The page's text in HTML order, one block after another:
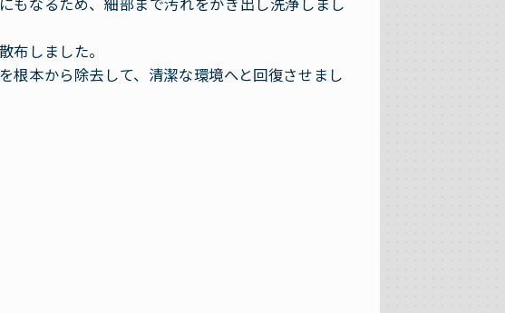
布しました。
根本から除去して、清潔な環境へと回復させまし